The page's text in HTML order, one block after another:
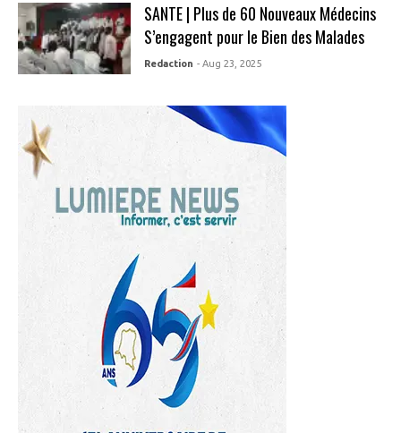
SANTE | Plus de 60 Nouveaux Médecins
S’engagent pour le Bien des Malades
Redaction - Aug 23, 2025